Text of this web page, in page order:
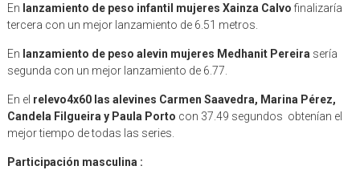
En lanzamiento de peso infantil mujeres Xainza Calvo finalizaría
tercera con un mejor lanzamiento de 6.51 metros.
En lanzamiento de peso alevin mujeres Medhanit Pereirasería
segunda con un mejor lanzamiento de 6.77.
En el relevo4x60 las alevines Carmen Saavedra, Marina Pérez,
Candela Filgueira y Paula Porto con 37.49 segundos obtenían el
mejor tiempo de todas las series.
Participación masculina :